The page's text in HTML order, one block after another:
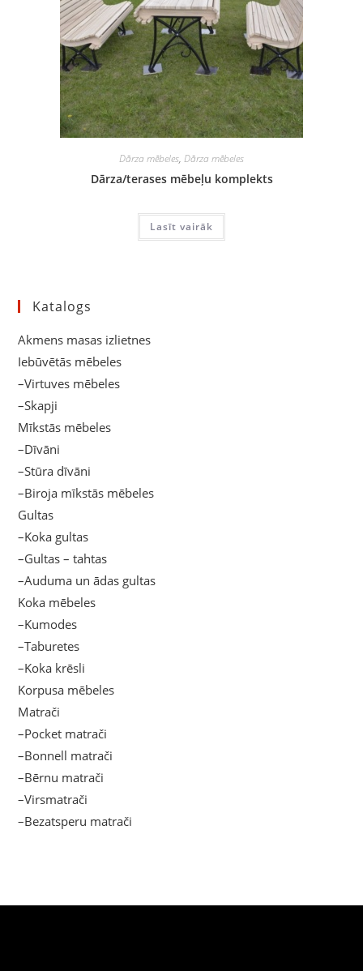
Dārza mēbeles, Dārza mēbeles
Dārza/terases mēbeļu komplekts
Lasīt vairāk
Katalogs
Akmens masas izlietnes
Iebūvētās mēbeles
–Virtuves mēbeles
–Skapji
Mīkstās mēbeles
–Dīvāni
–Stūra dīvāni
–Biroja mīkstās mēbeles
Gultas
–Koka gultas
–Gultas – tahtas
–Auduma un ādas gultas
Koka mēbeles
–Kumodes
–Taburetes
–Koka krēsli
Korpusa mēbeles
Matrači
–Pocket matrači
–Bonnell matrači
–Bērnu matrači
–Virsmatrači
–Bezatsperu matrači